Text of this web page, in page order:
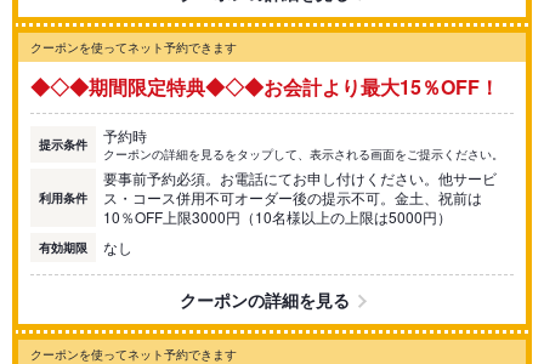
クーポンを使ってネット予約できます
◆◇◆期間限定特典◆◇◆お会計より最大15％OFF！
提示条件 予約時
クーポンの詳細を見るをタップして、表示される画面をご提示ください。
利用条件
要事前予約必須。お電話にてお申し付けください。他サービ
ス・コース併用不可オーダー後の提示不可。金土、祝前は
10％OFF上限3000円（10名様以上の上限は5000円）
有効期限 なし
クーポンの詳細を見る
クーポンを使ってネット予約できます